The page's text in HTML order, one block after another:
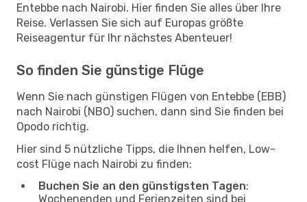
Entebbe nach Nairobi. Hier finden Sie alles über Ihre
Reise. Verlassen Sie sich auf Europas größte
Reiseagentur für Ihr nächstes Abenteuer!
So finden Sie günstige Flüge
Wenn Sie nach günstigen Flügen von Entebbe (EBB)
nach Nairobi (NBO) suchen, dann sind Sie finden bei
Opodo richtig.
Hier sind 5 nützliche Tipps, die Ihnen helfen, Low-
cost Flüge nach Nairobi zu finden:
Buchen Sie an den günstigsten Tagen:
Wochenenden und Ferienzeiten sind bei